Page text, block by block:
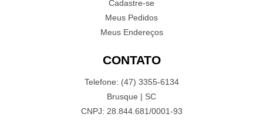
Cadastre-se
Meus Pedidos
Meus Endereços
CONTATO
Telefone: (47) 3355-6134
Brusque | SC
CNPJ: 28.844.681/0001-93